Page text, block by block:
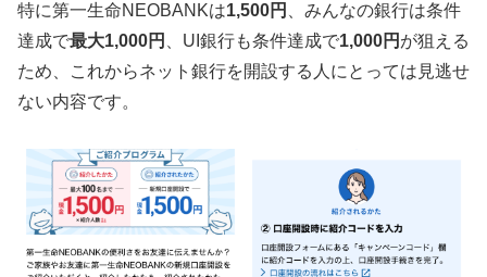
特に第一生命NEOBANKは1,500円
、みんなの銀行は条件
達成で最大1,000円 、UI銀行も条件達成で1,000円 が狙える
ため、これからネット銀行を開設する人にとっては見逃せ
ない内容です。